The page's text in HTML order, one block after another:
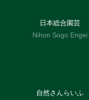
日本総合園芸
Nihon Sogo Engei
自然さんらいふ